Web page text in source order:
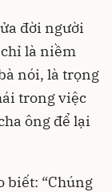
đời người
là niềm
nói, là trọng
trong việc
ông để lại
biết: “Chúng